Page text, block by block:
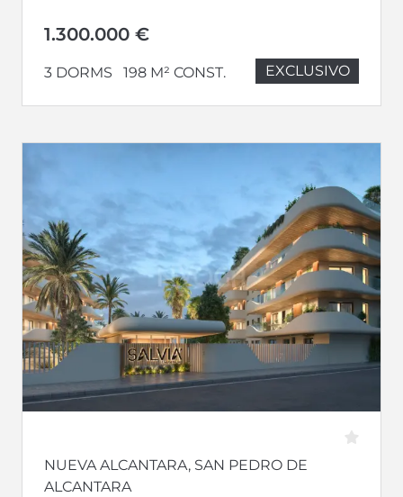
EXCLUSIVO
1.300.000 €
3 DORMS 198 M² CONST.
NUEVA ALCANTARA, SAN PEDRO DE
ALCANTARA